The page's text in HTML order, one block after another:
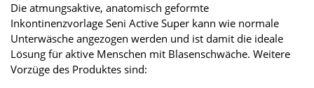
Die atmungsaktive, anatomisch geformte
Inkontinenzvorlage Seni Active Super kann wie normale
Unterwäsche angezogen werden und ist damit die ideale
Lösung für aktive Menschen mit Blasenschwäche. Weitere
Vorzüge des Produktes sind: